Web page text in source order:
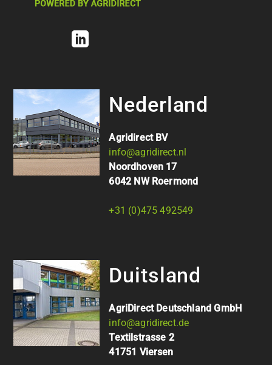
Nederland
Agridirect BV
info@agridirect.nl
Noordhoven 17
6042 NW Roermond
+31 (0)475 492549
Duitsland
AgriDirect Deutschland GmbH
info@agridirect.de
Textilstrasse 2
41751 Viersen